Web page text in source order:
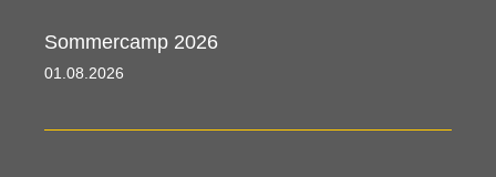
Sommercamp 2026
01.08.2026 00:00 - 09.08.2026 00:00